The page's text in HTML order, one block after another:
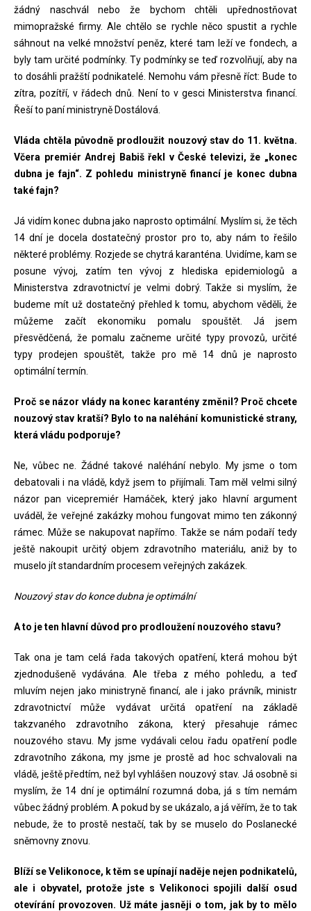
žádný naschvál nebo že bychom chtěli upřednostňovat
mimopražské firmy. Ale chtělo se rychle něco spustit a rychle
sáhnout na velké množství peněz, které tam leží ve fondech, a
byly tam určité podmínky. Ty podmínky se teď rozvolňují, aby na
to dosáhli pražští podnikatelé. Nemohu vám přesně říct: Bude to
zítra, pozítří, v řádech dnů. Není to v gesci Ministerstva financí.
Řeší to paní ministryně Dostálová.
Vláda chtěla původně prodloužit nouzový stav do 11. května.
Včera premiér Andrej Babiš řekl v České televizi, že „konec
dubna je fajn“. Z pohledu ministryně financí je konec dubna
také fajn?
Já vidím konec dubna jako naprosto optimální. Myslím si, že těch
14 dní je docela dostatečný prostor pro to, aby nám to řešilo
některé problémy. Rozjede se chytrá karanténa. Uvidíme, kam se
posune vývoj, zatím ten vývoj z hlediska epidemiologů a
Ministerstva zdravotnictví je velmi dobrý. Takže si myslím, že
budeme mít už dostatečný přehled k tomu, abychom věděli, že
můžeme začít ekonomiku pomalu spouštět. Já jsem
přesvědčená, že pomalu začneme určité typy provozů, určité
typy prodejen spouštět, takže pro mě 14 dnů je naprosto
optimální termín.
Proč se názor vlády na konec karantény změnil? Proč chcete
nouzový stav kratší? Bylo to na naléhání komunistické strany,
která vládu podporuje?
Ne, vůbec ne. Žádné takové naléhání nebylo. My jsme o tom
debatovali i na vládě, když jsem to přijímali. Tam měl velmi silný
názor pan vicepremiér Hamáček, který jako hlavní argument
uváděl, že veřejné zakázky mohou fungovat mimo ten zákonný
rámec. Může se nakupovat napřímo. Takže se nám podaří tedy
ještě nakoupit určitý objem zdravotního materiálu, aniž by to
muselo jít standardním procesem veřejných zakázek.
Nouzový stav do konce dubna je optimální
A to je ten hlavní důvod pro prodloužení nouzového stavu?
Tak ona je tam celá řada takových opatření, která mohou být
zjednodušeně vydávána. Ale třeba z mého pohledu, a teď
mluvím nejen jako ministryně financí, ale i jako právník, ministr
zdravotnictví může vydávat určitá opatření na základě
takzvaného zdravotního zákona, který přesahuje rámec
nouzového stavu. My jsme vydávali celou řadu opatření podle
zdravotního zákona, my jsme je prostě ad hoc schvalovali na
vládě, ještě předtím, než byl vyhlášen nouzový stav. Já osobně si
myslím, že 14 dní je optimální rozumná doba, já s tím nemám
vůbec žádný problém. A pokud by se ukázalo, a já věřím, že to tak
nebude, že to prostě nestačí, tak by se muselo do Poslanecké
sněmovny znovu.
Blíží se Velikonoce, k těm se upínají naděje nejen podnikatelů,
ale i obyvatel, protože jste s Velikonoci spojili další osud
otevírání provozoven. Už máte jasněji o tom, jak by to mělo